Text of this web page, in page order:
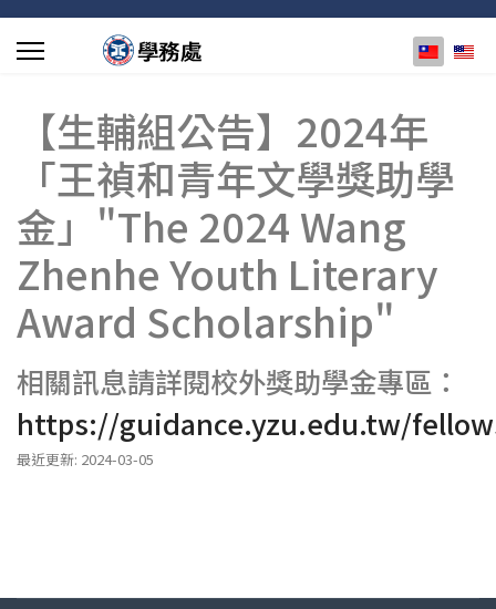
選擇你的
【生輔組公告】2024年
「王禎和青年文學獎助學
金」"The 2024 Wang
Zhenhe Youth Literary
Award Scholarship"
相關訊息請詳閱校外獎助學金專區：
https://guidance.yzu.edu.tw/
最近更新: 2024-03-05